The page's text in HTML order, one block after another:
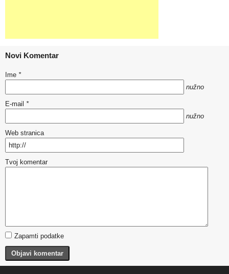
Novi Komentar
Ime *
nužno
E-mail *
nužno
Web stranica
Tvoj komentar
Zapamti podatke
Objavi komentar